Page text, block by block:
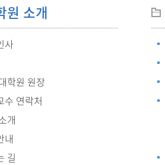
원 소개
사
학원 원장
수 연락처
개
내
길